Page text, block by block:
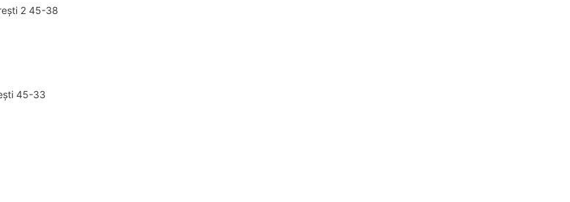
2 45-38
45-33